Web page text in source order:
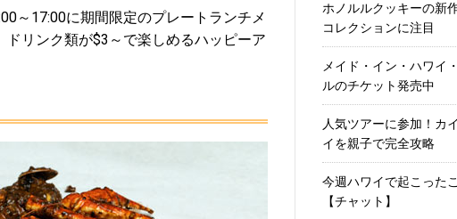
～17:00に期間限定のプレートランチメ
リンク類が$3～で楽しめるハッピーア
ホノルルクッキーの新
コレクションに注目
メイド・イン・ハワイ
ルのチケット発売中
人気ツアーに参加！カ
イを親子で完全攻略
今週ハワイで起こった
【チャット】